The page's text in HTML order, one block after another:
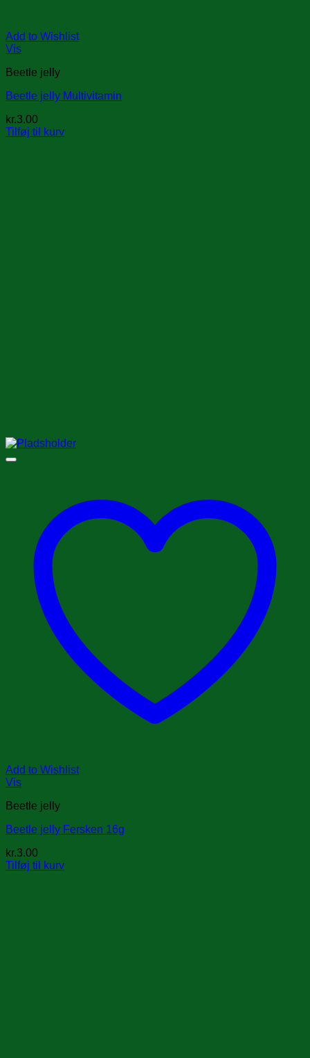
Add to Wishlist
Vis
Beetle jelly
Beetle jelly Multivitamin
kr.3.00
Tilføj til kurv
Add to Wishlist
Vis
Beetle jelly
Beetle jelly Fersken 16g
kr.3.00
Tilføj til kurv